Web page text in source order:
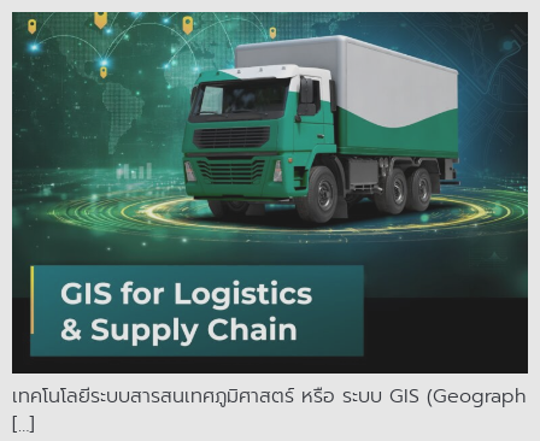
เทคโนโลยีระบบสารสนเทศภูมิศาสตร์ หรือ ระบบ GIS (Geograph
[…]